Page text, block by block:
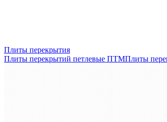
Плиты перекрытия
Плиты перекрытий петлевые ПТМПлиты